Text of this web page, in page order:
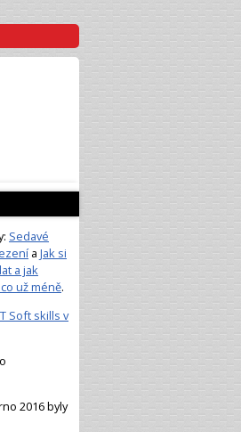
Sedavé
a Jak si
a jak
už méně.
Soft skills v
2016 byly